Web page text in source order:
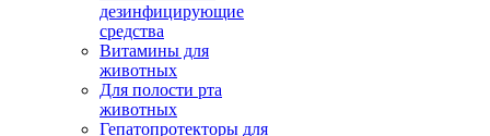
дезинфицирующие
средства
Витамины для
животных
Для полости рта
животных
Гепатопротекторы для